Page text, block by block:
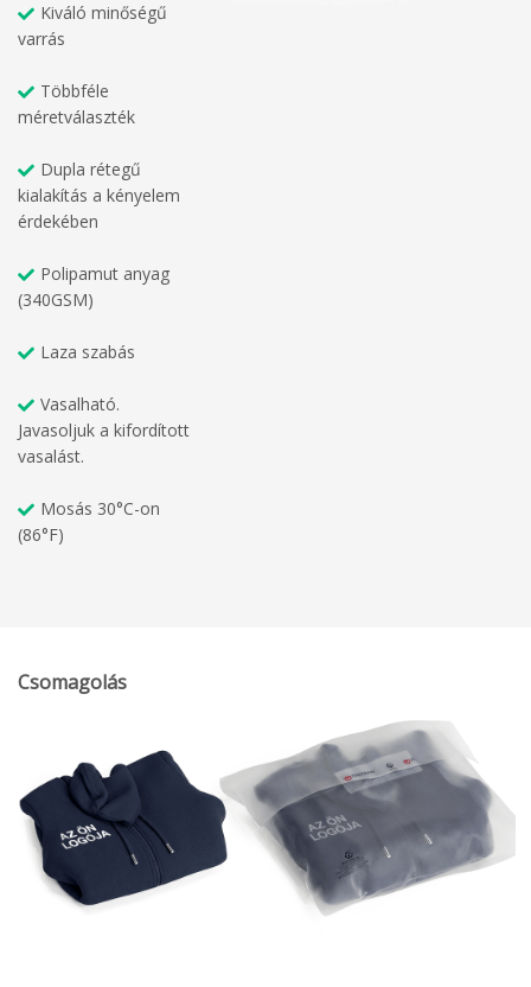
Kiváló minőségű
varrás
Többféle
méretválaszték
Dupla rétegű
kialakítás a kényelem
érdekében
Polipamut anyag
(340GSM)
Laza szabás
Vasalható.
Javasoljuk a kifordított
vasalást.
Mosás 30°C-on
(86°F)
Csomagolás